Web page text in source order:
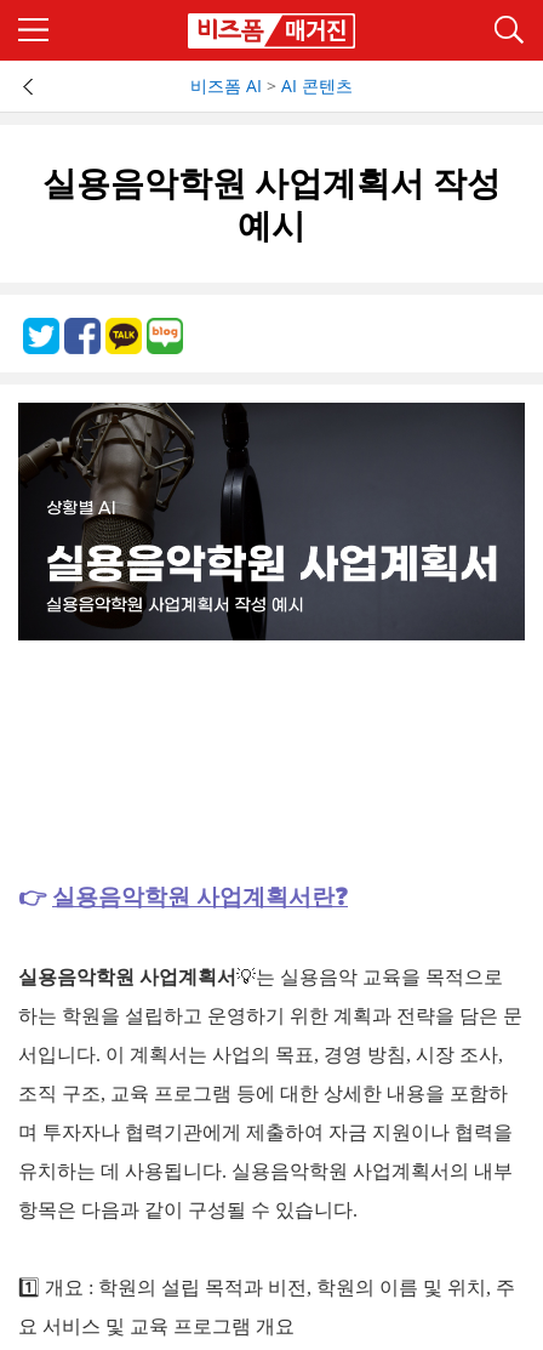
비즈폼 AI > AI 콘텐츠
실용음악학원 사업계획서 작성
예시
👉 실용음악학원 사업계획서란❓
실용음악학원 사업계획서💡는 실용음악 교육을 목적으로
하는 학원을 설립하고 운영하기 위한 계획과 전략을 담은 문
서입니다. 이 계획서는 사업의 목표, 경영 방침, 시장 조사,
조직 구조, 교육 프로그램 등에 대한 상세한 내용을 포함하
며 투자자나 협력기관에게 제출하여 자금 지원이나 협력을
유치하는 데 사용됩니다. 실용음악학원 사업계획서의 내부
항목은 다음과 같이 구성될 수 있습니다.
1️⃣ 개요 : 학원의 설립 목적과 비전, 학원의 이름 및 위치, 주
요 서비스 및 교육 프로그램 개요